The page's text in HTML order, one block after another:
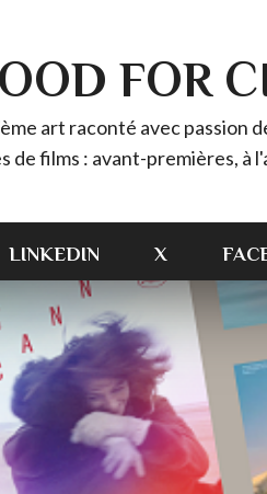
FOR
art raconté avec passion
de films : avant-premières,
LINKEDIN X